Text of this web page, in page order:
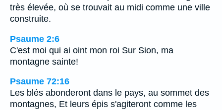
très élevée, où se trouvait au midi comme une ville
construite.
Psaume 2:6
C'est moi qui ai oint mon roi Sur Sion, ma
montagne sainte!
Psaume 72:16
Les blés abonderont dans le pays, au sommet des
montagnes, Et leurs épis s'agiteront comme les